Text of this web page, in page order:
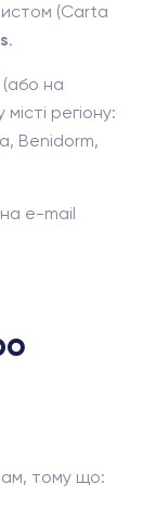
(Carta
.
на
регіону:
Benidorm,
e-mail
тому що: